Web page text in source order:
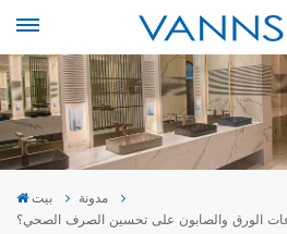
بيت
مدونة
الورق والصابون على تحسين الصرف الصحي؟